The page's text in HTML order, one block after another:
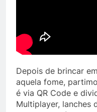
Depois de brincar
aquela fome,
é via QR Code e
Multiplayer, lanches